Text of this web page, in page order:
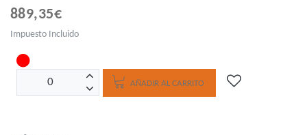
889,35€
Impuesto Incluido
AÑADIR AL CARRITO